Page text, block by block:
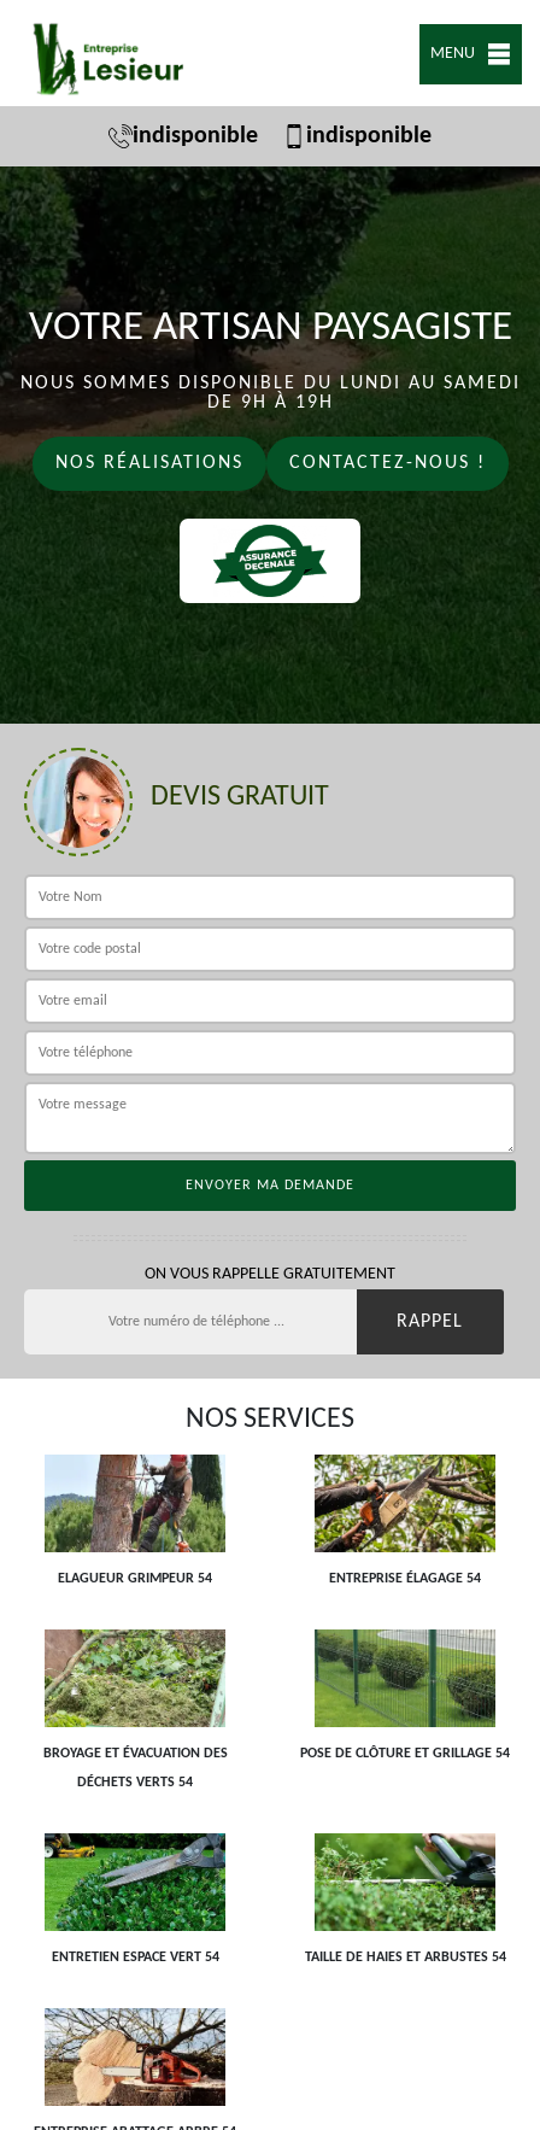
MENU
indisponible indisponible
VOTRE ARTISAN PAYSAGISTE
NOUS SOMMES DISPONIBLE DU LUNDI AU SAMEDI
DE 9H À 19H
NOS RÉALISATIONS CONTACTEZ-NOUS !
DEVIS GRATUIT
ON VOUS RAPPELLE GRATUITEMENT
NOS SERVICES
ELAGUEUR GRIMPEUR 54 ENTREPRISE ÉLAGAGE 54
BROYAGE ET ÉVACUATION DES
DÉCHETS VERTS 54
POSE DE CLÔTURE ET GRILLAGE 54
ENTRETIEN ESPACE VERT 54 TAILLE DE HAIES ET ARBUSTES 54